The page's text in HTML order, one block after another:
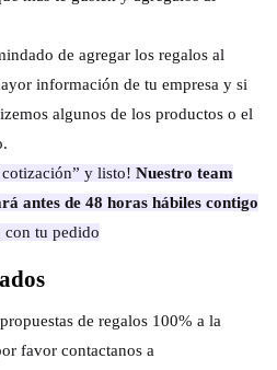
de agregar los regalos al
información de tu empresa y si
algunos de los productos o el
y listo! Nuestro team
antes de 48 horas hábiles contigo
con tu pedido
de regalos 100% a la
favor contactanos a